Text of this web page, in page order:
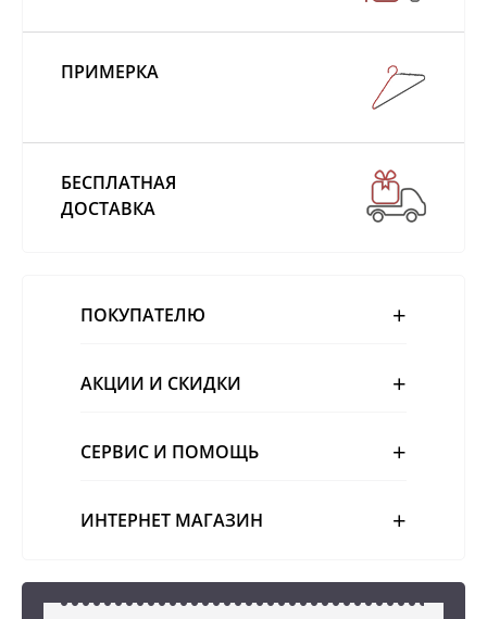
ПРИМЕРКА
БЕСПЛАТНАЯ
ДОСТАВКА
ПОКУПАТЕЛЮ
АКЦИИ И СКИДКИ
СЕРВИС И ПОМОЩЬ
ИНТЕРНЕТ МАГАЗИН